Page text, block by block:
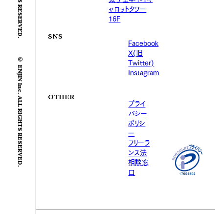
© ENJIN Inc. ALL RIGHTS RESERVED.
ャロットタワー
16F
SNS
Facebook
X(旧
Twitter)
Instagram
OTHER
プライ
バシー
ポリシ
ー
フリーラ
ンス法
相談窓
口